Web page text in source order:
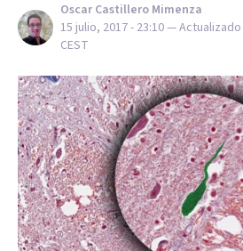
Oscar Castillero Mimenza
15 julio, 2017 - 23:10— Actualizado
CEST